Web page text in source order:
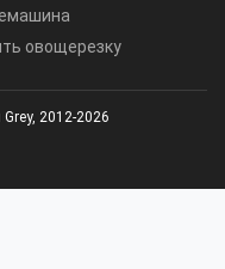
овощерезку
2012-2026